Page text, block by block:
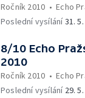
Ročník 2010 •Echo
Poslední vysílání31.
8/10 Echo
2010
Ročník 2010 •Echo
Poslední vysílání 29.